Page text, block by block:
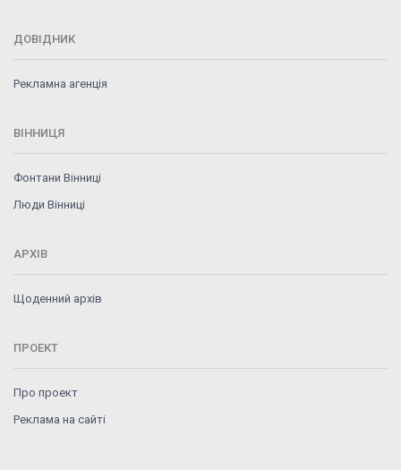
ДОВІДНИК
Рекламна агенція
ВІННИЦЯ
Фонтани Вінниці
Люди Вінниці
АРХІВ
Щоденний архів
ПРОЕКТ
Про проект
Реклама на сайті